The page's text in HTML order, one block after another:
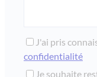
J'ai pris
confidentialité
Je souhaite